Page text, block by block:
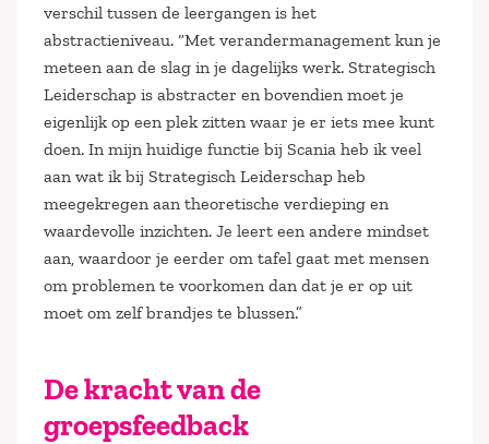
verschil tussen de leergangen is het
abstractieniveau. “Met verandermanagement kun je
meteen aan de slag in je dagelijks werk. Strategisch
Leiderschap is abstracter en bovendien moet je
eigenlijk op een plek zitten waar je er iets mee kunt
doen. In mijn huidige functie bij Scania heb ik veel
aan wat ik bij Strategisch Leiderschap heb
meegekregen aan theoretische verdieping en
waardevolle inzichten. Je leert een andere mindset
aan, waardoor je eerder om tafel gaat met mensen
om problemen te voorkomen dan dat je er op uit
moet om zelf brandjes te blussen.”
De kracht van de
groepsfeedback